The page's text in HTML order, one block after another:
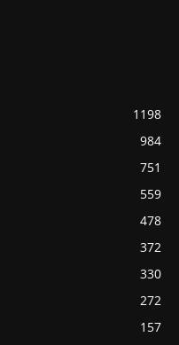
1198
984
751
559
478
372
330
272
157